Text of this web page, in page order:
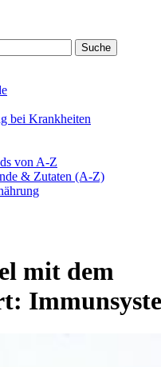
bei Krankheiten
von A-Z
& Zutaten (A-Z)
mit dem